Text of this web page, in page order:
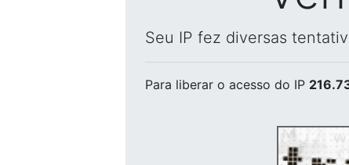
Seu IP fez diversas
Para liberar o acesso do IP